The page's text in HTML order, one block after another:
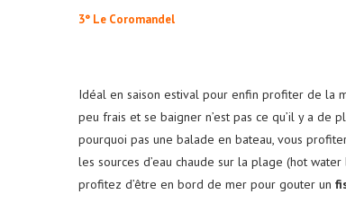
3° Le Coromandel
Idéal en saison estival pour enfin profiter de la
peu frais et se baigner n’est pas ce qu’il y a de
pourquoi pas une balade en bateau, vous
les sources d’eau chaude sur la plage (hot
profitez d’être en bord de mer pour gouter un